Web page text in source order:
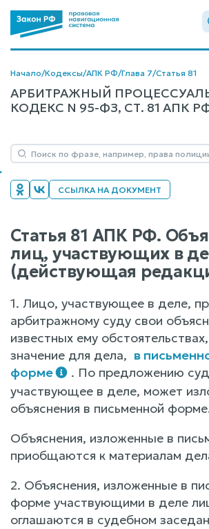
Начало/Кодексы/АПК РФ/Глава 7/Статья 81
АРБИТРАЖНЫЙ
КОДЕКС N 95-ФЗ, СТ. 81 АПК
ССЫЛКА НА ДОКУМЕНТ
Статья 81 АПК РФ.
лиц, участвующих в
(действующая
1. Лицо, участвующее в деле,
арбитражному суду свои
известных ему
значение для дела, в
форме
. По предложению
участвующее в деле, может
объяснения в письменной
Объяснения, изложенные в
приобщаются к материалам
2. Объяснения, изложенные в
форме участвующими в деле
оглашаются в судебном